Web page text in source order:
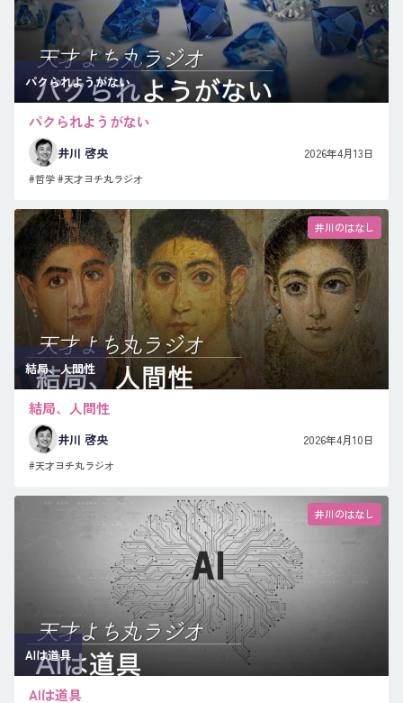
パクられようがない
パクられようがない
井川 啓央 2026年4月13日
#哲学#天才ヨチ丸ラジオ
井川のはなし
結局、人間性
結局、人間性
井川 啓央 2026年4月10日
#天才ヨチ丸ラジオ
井川のはなし
AIは道具
AIは道具